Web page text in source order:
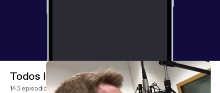
Todos los episodios
143 episodios